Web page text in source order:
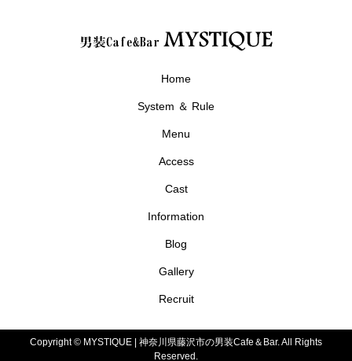
Home
System ＆ Rule
Menu
Access
Cast
Information
Blog
Gallery
Recruit
Copyright © MYSTIQUE | 神奈川県藤沢市の男装Cafe＆Bar. All Rights
Reserved.